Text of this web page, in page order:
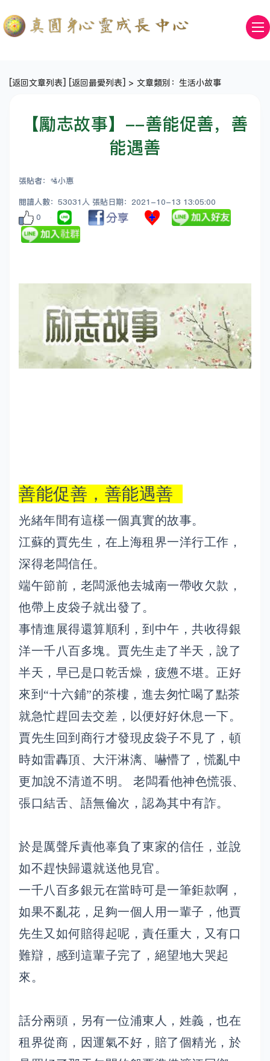
[返回文章列表] [返回最愛列表] > 文章類別：生活小故事
【勵志故事】--善能促善，善
能遇善
張貼者：🛂小惠
閱讀人數：53031人 張貼日期：2021-10-13 13:05:00
0
善能促善，善能遇善
光緒年間有這樣一個真實的故事。
江蘇的賈先生，在上海租界一洋行工作，
深得老闆信任。
端午節前，老闆派他去城南一帶收欠款，
他帶上皮袋子就出發了。
事情進展得還算順利，到中午，共收得銀
洋一千八百多塊。賈先生走了半天，說了
半天，早已是口乾舌燥，疲憊不堪。正好
來到“十六鋪”的茶樓，進去匆忙喝了點茶
就急忙趕回去交差，以便好好休息一下。
賈先生回到商行才發現皮袋子不見了，頓
時如雷轟頂、大汗淋漓、嚇懵了，慌亂中
更加說不清道不明。 老闆看他神色慌張、
張口結舌、語無倫次，認為其中有詐。
於是厲聲斥責他辜負了東家的信任，並說
如不趕快歸還就送他見官。
一千八百多銀元在當時可是一筆鉅款啊，
如果不亂花，足夠一個人用一輩子，他賈
先生又如何賠得起呢，責任重大，又有口
難辯，感到這輩子完了，絕望地大哭起
來。
話分兩頭，另有一位浦東人，姓義，也在
租界從商，因運氣不好，賠了個精光，於